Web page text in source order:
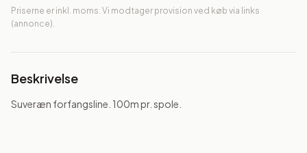
Priserne er inkl. moms. Vi modtager provision ved køb via links
(annonce).
Beskrivelse
Suveræn forfangsline. 100m pr. spole.